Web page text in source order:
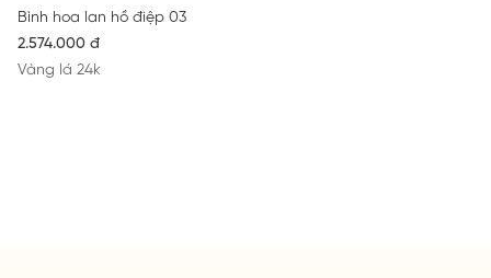
Bình hoa lan hồ điệp 03
2.574.000 đ
Vàng lá 24k